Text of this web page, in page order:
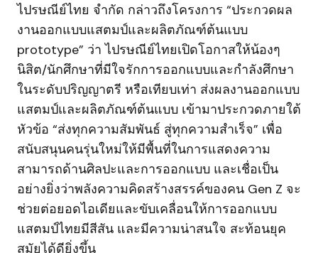
ไปรษณีย์ไทย จำกัด กล่าวถึงโครงการ “ประกวดผล
งานออกแบบแสตมป์และผลิตภัณฑ์ต้นแบบ
prototype” ว่า ไปรษณีย์ไทยเปิดโอกาสให้น้องๆ
นิสิต/นักศึกษาที่มีใจรักการออกแบบและกำลังศึกษา
ในระดับปริญญาตรี หรือเทียบเท่า ส่งผลงานออกแบบ
แสตมป์และผลิตภัณฑ์ต้นแบบ เข้ามาประกวดภายใต้
หัวข้อ “ส่งทุกความสัมพันธ์ สู่ทุกความสำเร็จ” เพื่อ
สนับสนุนคนรุ่นใหม่ให้มีพื้นที่ในการแสดงความ
สามารถด้านศิลปะและการออกแบบ และเชื่อเป็น
อย่างยิ่งว่าพลังความคิดสร้างสรรค์ของคน Gen Z จะ
ช่วยต่อยอดไอเดียและขับเคลื่อนให้การออกแบบ
แสตมป์ไทยมีสีสัน และมีความน่าสนใจ สะท้อนยุค
สมัยได้ดียิ่งขึ้น